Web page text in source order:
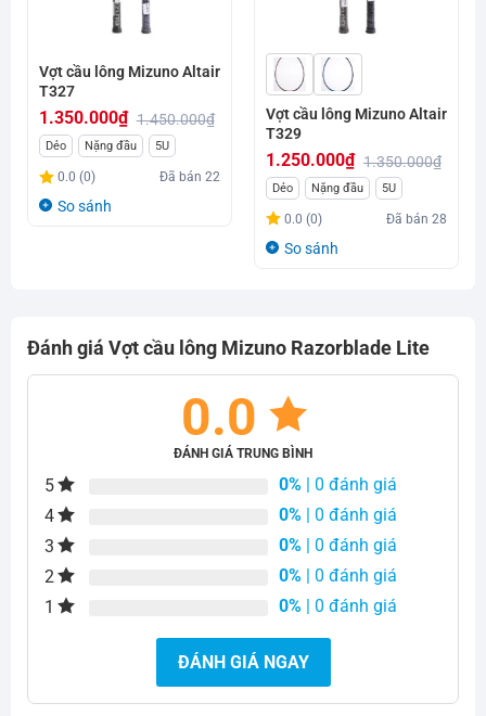
Vợt cầu lông Mizuno Altair
T327
1.450.000₫
Giá
gốc
là:
1.350.000₫
Giá
hiện
tại
Dẻo Nặng đầu 5U
0.0 (0) Đã bán22
So sánh
Vợt cầu lông Mizuno Altair
T329
1.350.000₫
Giá
gốc
là:
1.250.000₫
Giá
hiện
tại
Dẻo Nặng đầu 5U
0.0 (0) Đã bán28
So sánh
Đánh giá Vợt cầu lông Mizuno Razorblade Lite
0.0
ĐÁNH GIÁ TRUNG BÌNH
5 0% | 0 đánh giá
4
0% | 0 đánh giá
3
0% | 0 đánh giá
2
0% | 0 đánh giá
1
0% | 0 đánh giá
ĐÁNH GIÁ NGAY